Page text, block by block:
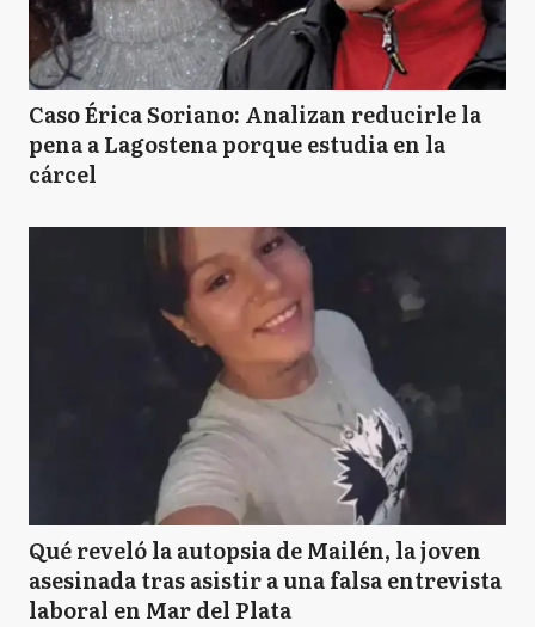
Caso Érica Soriano: Analizan reducirle la
pena a Lagostena porque estudia en la
cárcel
Qué reveló la autopsia de Mailén, la joven
asesinada tras asistir a una falsa entrevista
laboral en Mar del Plata